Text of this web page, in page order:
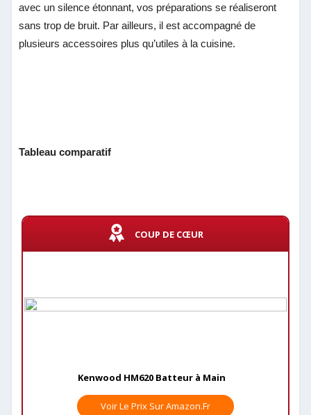
avec un silence étonnant, vos préparations se réaliseront
sans trop de bruit. Par ailleurs, il est accompagné de
plusieurs accessoires plus qu’utiles à la cuisine.
Tableau comparatif
COUP DE CŒUR
Kenwood HM620 Batteur à Main
Voir Le Prix Sur Amazon.fr